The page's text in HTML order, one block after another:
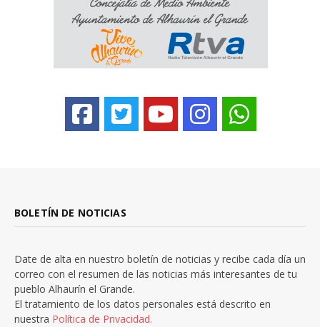
BOLETÍN DE NOTICIAS
Date de alta en nuestro boletín de noticias y recibe cada día un
correo con el resumen de las noticias más interesantes de tu
pueblo Alhaurín el Grande.
El tratamiento de los datos personales está descrito en
nuestra Política de Privacidad.